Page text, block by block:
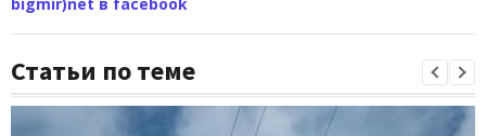
Статьи по теме